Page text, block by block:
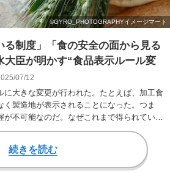
る制度」「食の安全の面から見る
大臣が明かす“食品表示ルール変
07/12
に大きな変更が行われた。たとえば、加工食
製造地が表示されることになった。つま
が不可能なのだ。なぜこれまで得られていた
続きを読む